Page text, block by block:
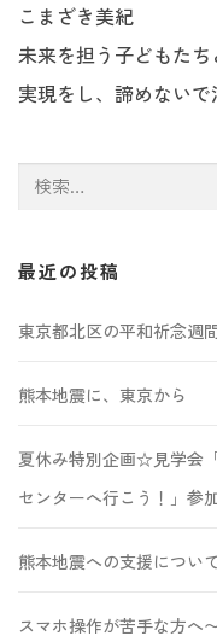
こまざき美紀
未来を担う子どもた
実現をし、諦めないで
検
最近の投稿
東京都北区の平和祈念週
熊本地震に、東京から
夏休み特別企画☆見学会
センターへ行こう！」参
熊本地震への支援について
スマホ操作が苦手な方へ